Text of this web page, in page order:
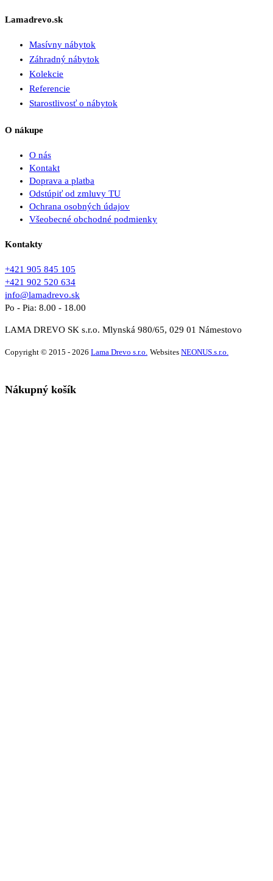
Lamadrevo.sk
Masívny nábytok
Záhradný nábytok
Kolekcie
Referencie
Starostlivosť o nábytok
O nákupe
O nás
Kontakt
Doprava a platba
Odstúpiť od zmluvy TU
Ochrana osobných údajov
Všeobecné obchodné podmienky
Kontakty
+421 905 845 105
+421 902 520 634
info@lamadrevo.sk
Po - Pia: 8.00 - 18.00
LAMA DREVO SK s.r.o. Mlynská 980/65, 029 01 Námestovo
Copyright © 2015 - 2026 Lama Drevo s.r.o. Websites NEONUS.s.r.o.
Nákupný košík